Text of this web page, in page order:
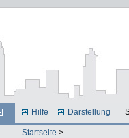
Hilfe Darstellung
Startseite >